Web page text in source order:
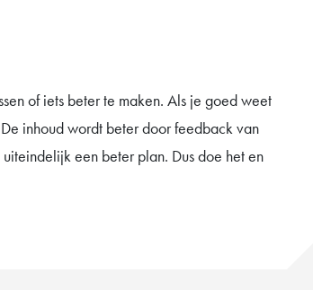
of iets beter te maken. Als je goed weet
inhoud wordt beter door feedback van
een beter plan. Dus doe het en